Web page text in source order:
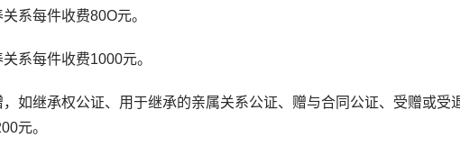
每件收费80O元。
每件收费1000元。
继承权公证、用于继承的亲属关系公证、赠与合同公证、受赠或受
元。